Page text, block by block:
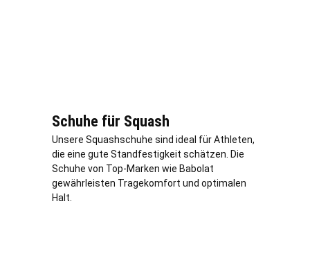
Schuhe für Squash
Unsere Squashschuhe sind ideal für Athleten,
die eine gute Standfestigkeit schätzen. Die
Schuhe von Top-Marken wie Babolat
gewährleisten Tragekomfort und optimalen
Halt.